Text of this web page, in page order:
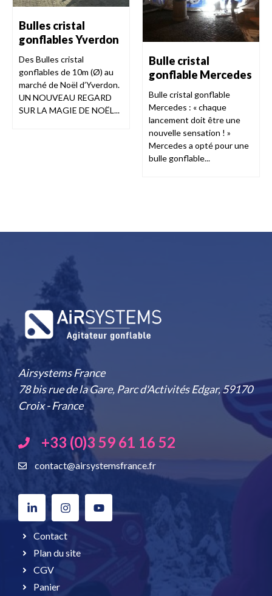
Bulles cristal
gonflables Yverdon
Des Bulles cristal
gonflables de 10m (Ø) au
marché de Noël d’Yverdon.
UN NOUVEAU REGARD
SUR LA MAGIE DE NOËL...
Bulle cristal
gonflable Mercedes
Bulle cristal gonflable
Mercedes : « chaque
lancement doit être une
nouvelle sensation ! »
Mercedes a opté pour une
bulle gonflable...
Airsystems France
78 bis rue de la Gare, Parc d'Activités Edgar, 59170
Croix - France
+33 (0)3 59 61 16 52
contact@airsystemsfrance.fr
Contact
Plan du site
CGV
Panier